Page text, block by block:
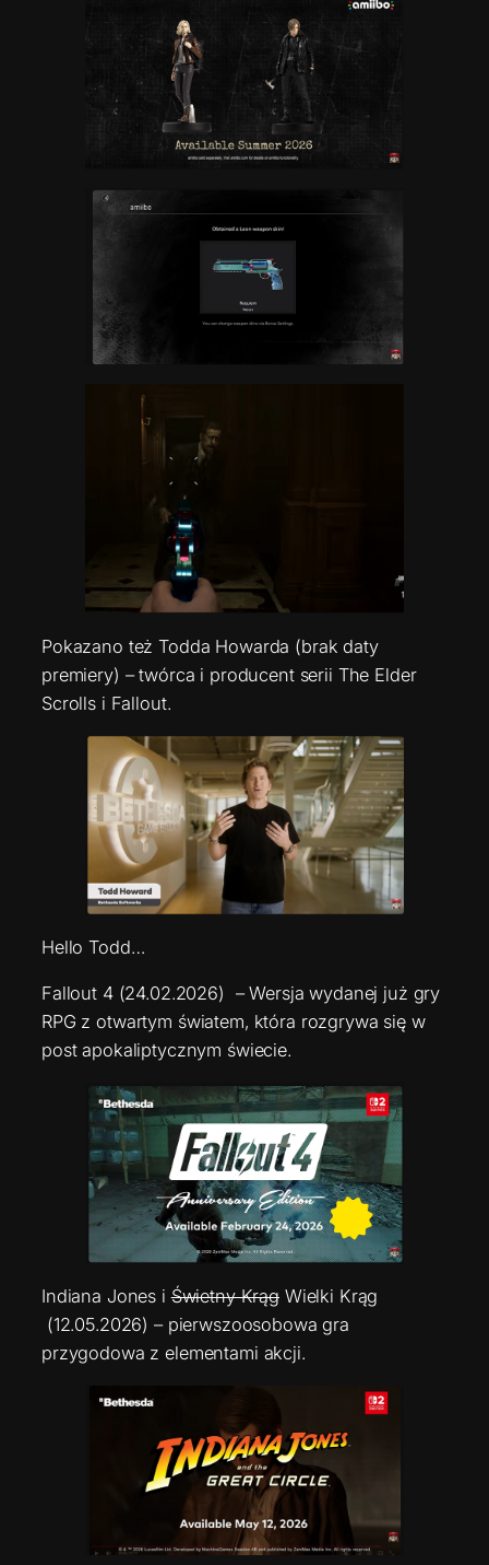
Pokazano też Todda Howarda (brak daty
premiery) – twórca i producent serii The Elder
Scrolls i Fallout.
Hello Todd…
Fallout 4 (24.02.2026) – Wersja wydanej już gry
RPG z otwartym światem, która rozgrywa się w
post apokaliptycznym świecie.
Indiana Jones iŚwietny KrągWielki Krąg
(12.05.2026) – pierwszoosobowa gra
przygodowa z elementami akcji.